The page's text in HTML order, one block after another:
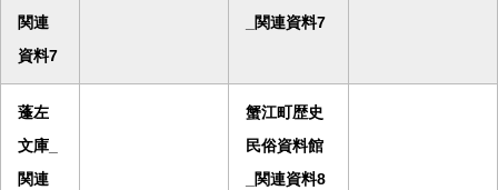
関連
資料7
_関連資料7
蓬左
文庫_
関連
蟹江町歴史
民俗資料館
_関連資料8